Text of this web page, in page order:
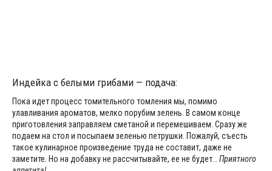
Индейка с белыми грибами — подача:
Пока идет процесс томительного томления мы, помимо
улавливания ароматов, мелко порубим зелень. В самом конце
приготовления заправляем сметаной и перемешиваем. Сразу же
подаем на стол и посыпаем зеленью петрушки. Пожалуй, съесть
такое кулинарное произведение труда не составит, даже не
заметите. Но на добавку не рассчитывайте, ее не будет… Приятного